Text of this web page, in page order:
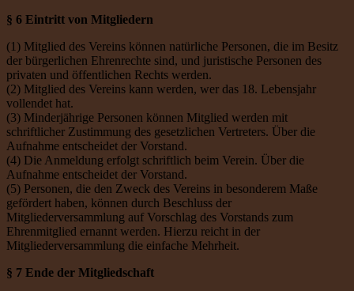
§ 6 Eintritt von Mitgliedern
(1) Mitglied des Vereins können natürliche Personen, die im Besitz
der bürgerlichen Ehrenrechte sind, und juristische Personen des
privaten und öffentlichen Rechts werden.
(2) Mitglied des Vereins kann werden, wer das 18. Lebensjahr
vollendet hat.
(3) Minderjährige Personen können Mitglied werden mit
schriftlicher Zustimmung des gesetzlichen Vertreters. Über die
Aufnahme entscheidet der Vorstand.
(4) Die Anmeldung erfolgt schriftlich beim Verein. Über die
Aufnahme entscheidet der Vorstand.
(5) Personen, die den Zweck des Vereins in besonderem Maße
gefördert haben, können durch Beschluss der
Mitgliederversammlung auf Vorschlag des Vorstands zum
Ehrenmitglied ernannt werden. Hierzu reicht in der
Mitgliederversammlung die einfache Mehrheit.
§ 7 Ende der Mitgliedschaft